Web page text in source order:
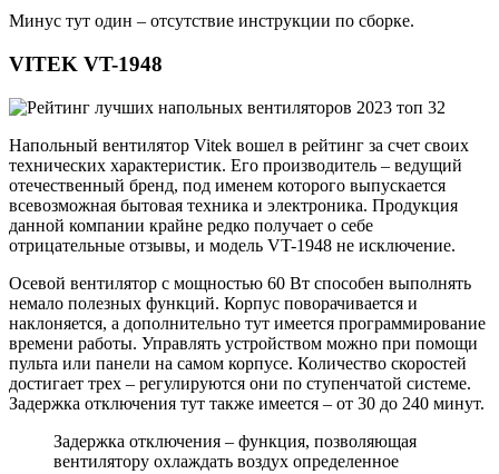
Минус тут один – отсутствие инструкции по сборке.
VITEK VT-1948
Напольный вентилятор Vitek вошел в рейтинг за счет своих
технических характеристик. Его производитель – ведущий
отечественный бренд, под именем которого выпускается
всевозможная бытовая техника и электроника. Продукция
данной компании крайне редко получает о себе
отрицательные отзывы, и модель VT-1948 не исключение.
Осевой вентилятор с мощностью 60 Вт способен выполнять
немало полезных функций. Корпус поворачивается и
наклоняется, а дополнительно тут имеется программирование
времени работы. Управлять устройством можно при помощи
пульта или панели на самом корпусе. Количество скоростей
достигает трех – регулируются они по ступенчатой системе.
Задержка отключения тут также имеется – от 30 до 240 минут.
Задержка отключения – функция, позволяющая
вентилятору охлаждать воздух определенное